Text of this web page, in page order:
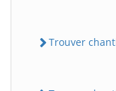
Trouver